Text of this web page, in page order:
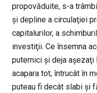
propovăduite, s-a
şi depline a circulaţiei
capitalurilor, a
investiţii. Ce însemna
puternici şi deja aşezaţi
acapara tot, întrucât în
puteau fi decât slabi şi